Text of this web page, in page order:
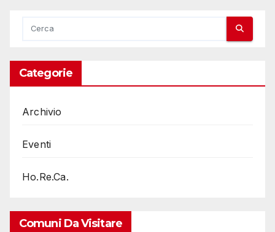
Categorie
Archivio
Eventi
Ho.Re.Ca.
Comuni Da Visitare